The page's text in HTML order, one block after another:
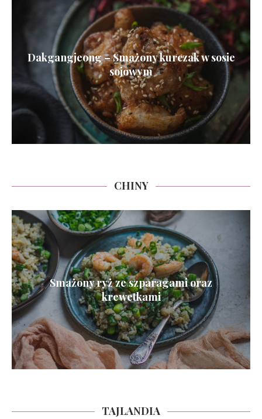
Dakgangjeong – Smażony kurczak w sosie
sojowym
CHINY
Smażony ryż ze szparagami oraz
krewetkami
TAJLANDIA